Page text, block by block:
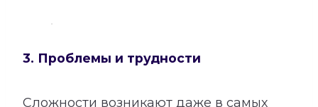
3. Проблемы и трудности
Сложности возникают даже в самых